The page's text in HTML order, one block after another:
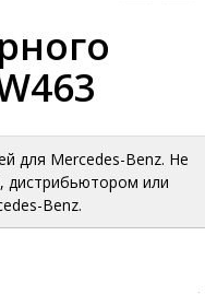
для Mercedes-Benz. Не
дистрибьютором или
Benz.